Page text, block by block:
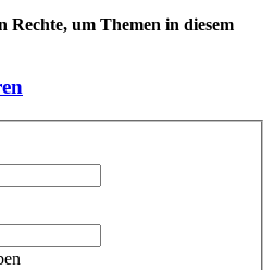
Rechte, um Themen in diesem